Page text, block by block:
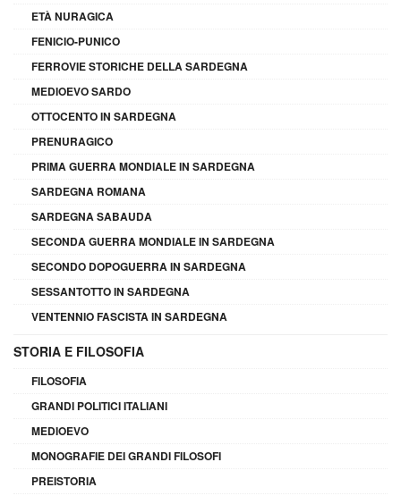
ETÀ NURAGICA
FENICIO-PUNICO
FERROVIE STORICHE DELLA SARDEGNA
MEDIOEVO SARDO
OTTOCENTO IN SARDEGNA
PRENURAGICO
PRIMA GUERRA MONDIALE IN SARDEGNA
SARDEGNA ROMANA
SARDEGNA SABAUDA
SECONDA GUERRA MONDIALE IN SARDEGNA
SECONDO DOPOGUERRA IN SARDEGNA
SESSANTOTTO IN SARDEGNA
VENTENNIO FASCISTA IN SARDEGNA
STORIA E FILOSOFIA
FILOSOFIA
GRANDI POLITICI ITALIANI
MEDIOEVO
MONOGRAFIE DEI GRANDI FILOSOFI
PREISTORIA